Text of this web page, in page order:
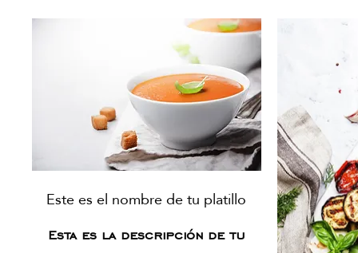
Este es el nombre de tu platillo
Esta es la descripción de tu